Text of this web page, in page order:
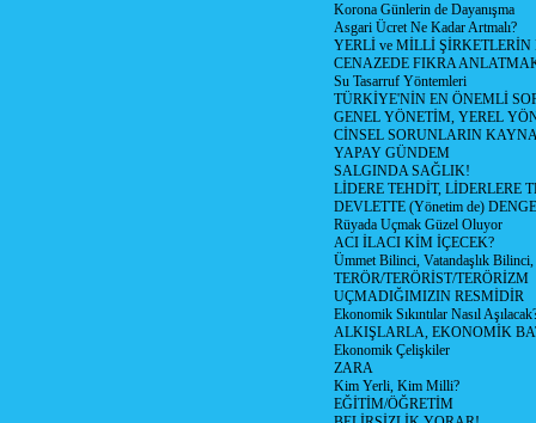
Korona Günlerin de Dayanışma
Asgari Ücret Ne Kadar Artmalı?
YERLİ ve MİLLİ
CENAZEDE FIKRA
Su Tasarruf Yöntemleri
TÜRKİYE'NİN EN ÖNEMLİ
GENEL YÖNETİM, YEREL
CİNSEL SORUNLARIN
YAPAY GÜNDEM
SALGINDA SAĞLIK!
LİDERE TEHDİT, LİDERLERE
DEVLETTE (Yönetim de)
Rüyada Uçmak Güzel Oluyor
ACI İLACI KİM İÇECEK?
Ümmet Bilinci, Vatandaşlık
TERÖR/TERÖRİST/TERÖRİZM
UÇMADIĞIMIZIN RESMİDİR
Ekonomik Sıkıntılar Nasıl
ALKIŞLARLA, EKONOMİK
Ekonomik Çelişkiler
ZARA
Kim Yerli, Kim Milli?
EĞİTİM/ÖĞRETİM